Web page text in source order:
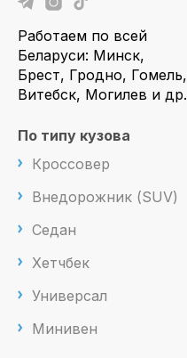
Работаем по всей
Беларуси: Минск,
Брест, Гродно, Гомель,
Витебск, Могилев и др.
По типу кузова
Кроссовер
Внедорожник (SUV)
Седан
Хетчбек
Универсал
Минивен